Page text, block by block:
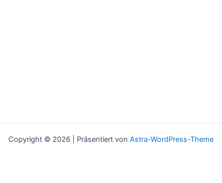
Copyright © 2026 | Präsentiert von Astra-WordPress-Theme